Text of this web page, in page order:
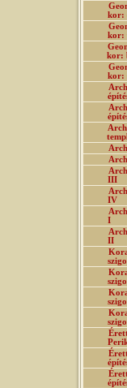
kor:
kor:
kor:
kor:
III
IV
I
II